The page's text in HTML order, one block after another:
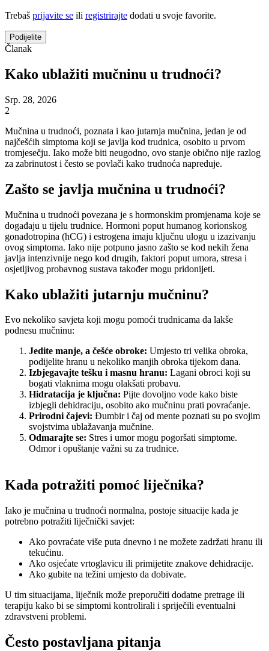
Trebaš prijavite se ili registrirajte dodati u svoje favorite.
Podijelite
Članak
Kako ublažiti mučninu u trudnoći?
Srp. 28, 2026
2
Mučnina u trudnoći, poznata i kao jutarnja mučnina, jedan je od
najčešćih simptoma koji se javlja kod trudnica, osobito u prvom
tromjesečju. Iako može biti neugodno, ovo stanje obično nije razlog
za zabrinutost i često se povlači kako trudnoća napreduje.
Zašto se javlja mučnina u trudnoći?
Mučnina u trudnoći povezana je s hormonskim promjenama koje se
događaju u tijelu trudnice. Hormoni poput humanog korionskog
gonadotropina (hCG) i estrogena imaju ključnu ulogu u izazivanju
ovog simptoma. Iako nije potpuno jasno zašto se kod nekih žena
javlja intenzivnije nego kod drugih, faktori poput umora, stresa i
osjetljivog probavnog sustava također mogu pridonijeti.
Kako ublažiti jutarnju mučninu?
Evo nekoliko savjeta koji mogu pomoći trudnicama da lakše
podnesu mučninu:
Jedite manje, a češće obroke: Umjesto tri velika obroka,
podijelite hranu u nekoliko manjih obroka tijekom dana.
Izbjegavajte tešku i masnu hranu: Lagani obroci koji su
bogati vlaknima mogu olakšati probavu.
Hidratacija je ključna: Pijte dovoljno vode kako biste
izbjegli dehidraciju, osobito ako mučninu prati povraćanje.
Prirodni čajevi: Đumbir i čaj od mente poznati su po svojim
svojstvima ublažavanja mučnine.
Odmarajte se: Stres i umor mogu pogoršati simptome.
Odmor i opuštanje važni su za trudnice.
Kada potražiti pomoć liječnika?
Iako je mučnina u trudnoći normalna, postoje situacije kada je
potrebno potražiti liječnički savjet:
Ako povraćate više puta dnevno i ne možete zadržati hranu ili
tekućinu.
Ako osjećate vrtoglavicu ili primijetite znakove dehidracije.
Ako gubite na težini umjesto da dobivate.
U tim situacijama, liječnik može preporučiti dodatne pretrage ili
terapiju kako bi se simptomi kontrolirali i spriječili eventualni
zdravstveni problemi.
Često postavljana pitanja